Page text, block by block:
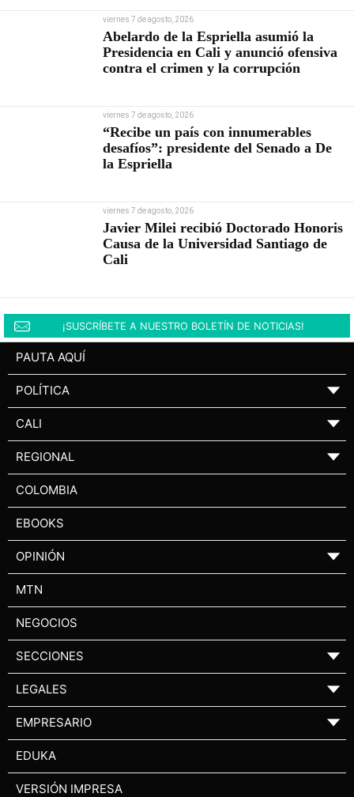
viernes 7 de agosto, 2026
Abelardo de la Espriella asumió la
Presidencia en Cali y anunció ofensiva
contra el crimen y la corrupción
viernes 7 de agosto, 2026
“Recibe un país con innumerables
desafíos”: presidente del Senado a De
la Espriella
viernes 7 de agosto, 2026
Javier Milei recibió Doctorado Honoris
Causa de la Universidad Santiago de
Cali
¡SUSCRÍBETE A NUESTRO BOLETÍN DE NOTICIAS!
PAUTA AQUÍ
POLÍTICA ▼
CALI ▼
REGIONAL ▼
COLOMBIA
EBOOKS
OPINIÓN ▼
MTN
NEGOCIOS
SECCIONES ▼
LEGALES ▼
EMPRESARIO ▼
EDUKA
VERSIÓN IMPRESA